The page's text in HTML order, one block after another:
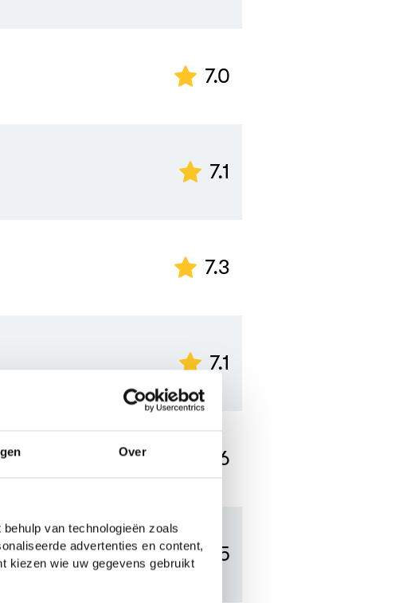
Over
van technologieën zoals
advertenties en content,
kiezen wie uw gegevens gebruikt
7.0
7.1
7.3
7.1
6.6
5.5